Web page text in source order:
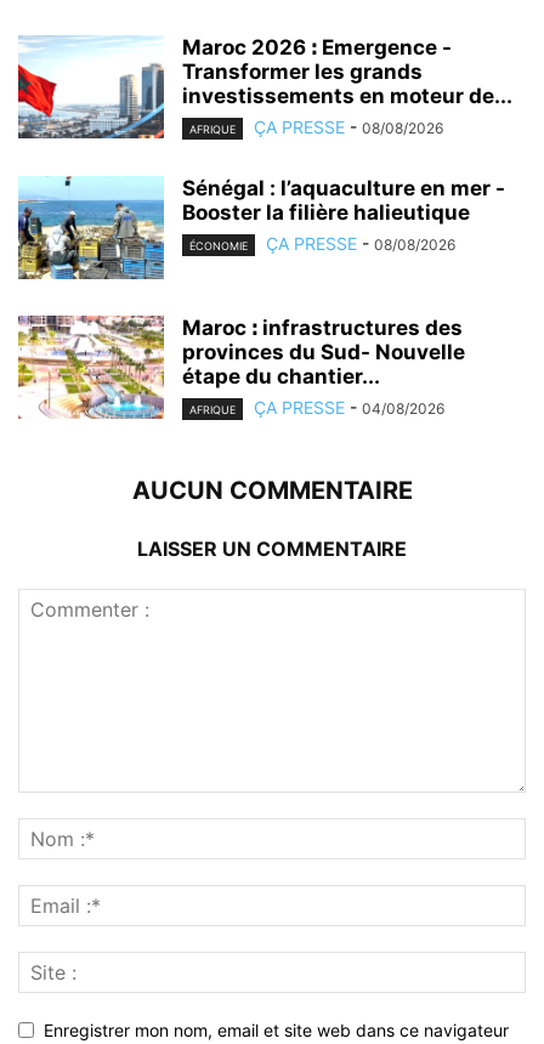
Maroc 2026 ꓽ Emergence -
Transformer les grands
investissements en moteur de...
AFRIQUE ÇA PRESSE - 08/08/2026
Sénégal : l’aquaculture en mer -
Booster la filière halieutique
ÉCONOMIE ÇA PRESSE - 08/08/2026
Maroc ꓽ infrastructures des
provinces du Sud- Nouvelle
étape du chantier...
AFRIQUE ÇA PRESSE - 04/08/2026
AUCUN COMMENTAIRE
LAISSER UN COMMENTAIRE
Enregistrer mon nom, email et site web dans ce navigateur